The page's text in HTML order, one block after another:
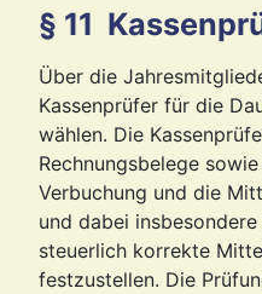
§ 11
Über die
Kassenprüfer für die
wählen. Die
Rechnungsbelege
Verbuchung und die
und dabei
steuerlich korrekte
festzustellen. Die